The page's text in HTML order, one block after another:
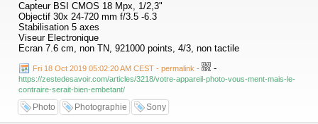
Capteur BSI CMOS 18 Mpx, 1/2,3"
Objectif 30x 24-720 mm f/3.5 -6.3
Stabilisation 5 axes
Viseur Electronique
Ecran 7.6 cm, non TN, 921000 points, 4/3, non tactile
Fri 18 Oct 2019 05:02:20 AM CEST - permalink - -
https://zestedesavoir.com/articles/3218/votre-appareil-photo-vous-ment-mais-le-
contraire-serait-bien-embetant/
Photo Photographie Sony